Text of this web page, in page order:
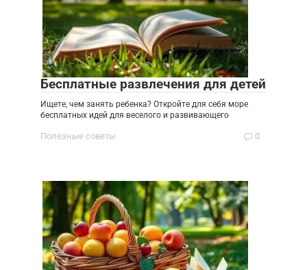
Бесплатные развлечения для детей
Ищете, чем занять ребенка? Откройте для себя море
бесплатных идей для веселого и развивающего
Полезные советы 0